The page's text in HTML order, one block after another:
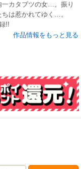
一カタブツの女…。振り
は惹かれてゆく…。
!!
作品情報をもっと見る